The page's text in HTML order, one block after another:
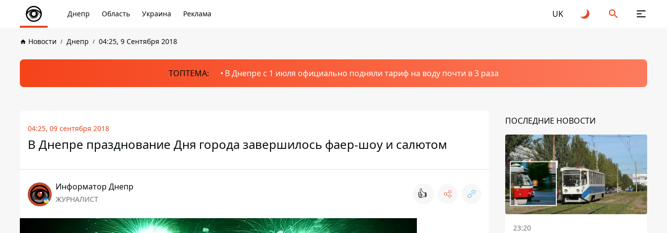
Днепр Область Украина Реклама UK
Новости Днепр 04:25, 9 Сентября 2018
ТОПТЕМА: В Днепре с 1 июля официально подняли тариф на воду почти в 3 раза
04:25, 09 сентября 2018
В Днепре празднование Дня города завершилось фаер-шоу и салютом
Информатор Днепр
ЖУРНАЛИСТ 👍
ПОСЛЕДНИЕ НОВОСТИ
23:20